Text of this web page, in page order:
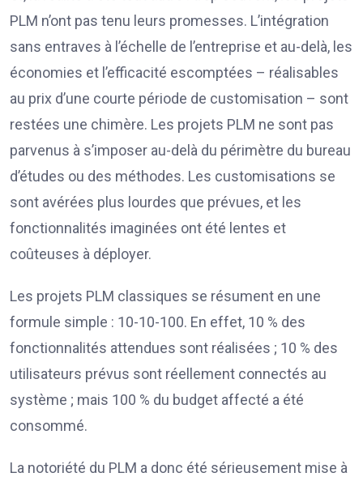
PLM n’ont pas tenu leurs promesses. L’intégration
sans entraves à l’échelle de l’entreprise et au-delà, les
économies et l’efficacité escomptées – réalisables
au prix d’une courte période de customisation – sont
restées une chimère. Les projets PLM ne sont pas
parvenus à s’imposer au-delà du périmètre du bureau
d’études ou des méthodes. Les customisations se
sont avérées plus lourdes que prévues, et les
fonctionnalités imaginées ont été lentes et
coûteuses à déployer.
Les projets PLM classiques se résument en une
formule simple : 10-10-100. En effet, 10 % des
fonctionnalités attendues sont réalisées ; 10 % des
utilisateurs prévus sont réellement connectés au
système ; mais 100 % du budget affecté a été
consommé.
La notoriété du PLM a donc été sérieusement mise à